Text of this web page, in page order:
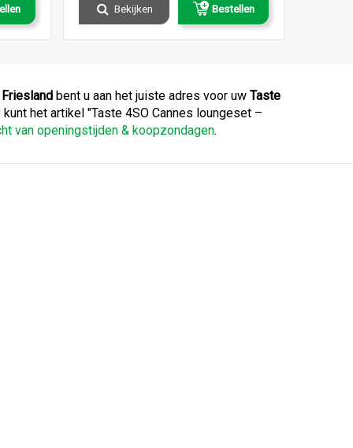
Bekijken Bestellen
Friesland bent u aan het juiste adres voor uw Taste
kunt het artikel "Taste 4SO Cannes loungeset –
van openingstijden & koopzondagen.